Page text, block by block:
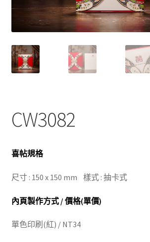
CW3082
喜帖規格
尺寸 : 150 x 150 mm 樣式 : 抽卡式
內頁製作方式 / 價格(單價)
單色印刷(紅) / NT34